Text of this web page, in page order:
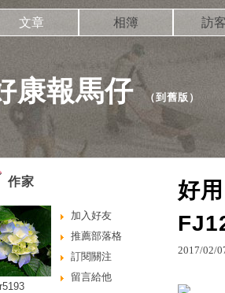
康報馬仔 （到舊版 ）
文章 相簿 訪
好
2017/02/
作家
加入好友
推薦部落格
訂閱關注
留言給他